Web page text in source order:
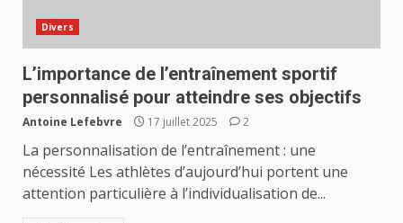
Divers
L’importance de l’entraînement sportif
personnalisé pour atteindre ses objectifs
Antoine Lefebvre 17 juillet 2025 2
La personnalisation de l’entraînement : une
nécessité Les athlètes d’aujourd’hui portent une
attention particulière à l’individualisation de...